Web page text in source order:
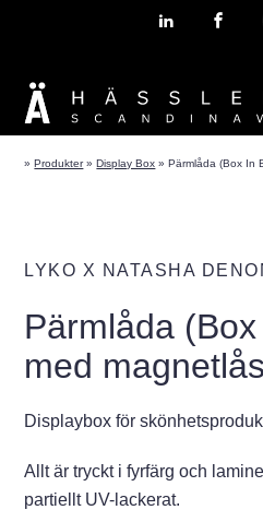
»Produkter»Display Box »Pärmlåda (Box In
LYKO X NATASHA
Pärmlåda
med
Displaybox för
Allt är tryckt i fyrfärg och
partiellt UV-lackerat.